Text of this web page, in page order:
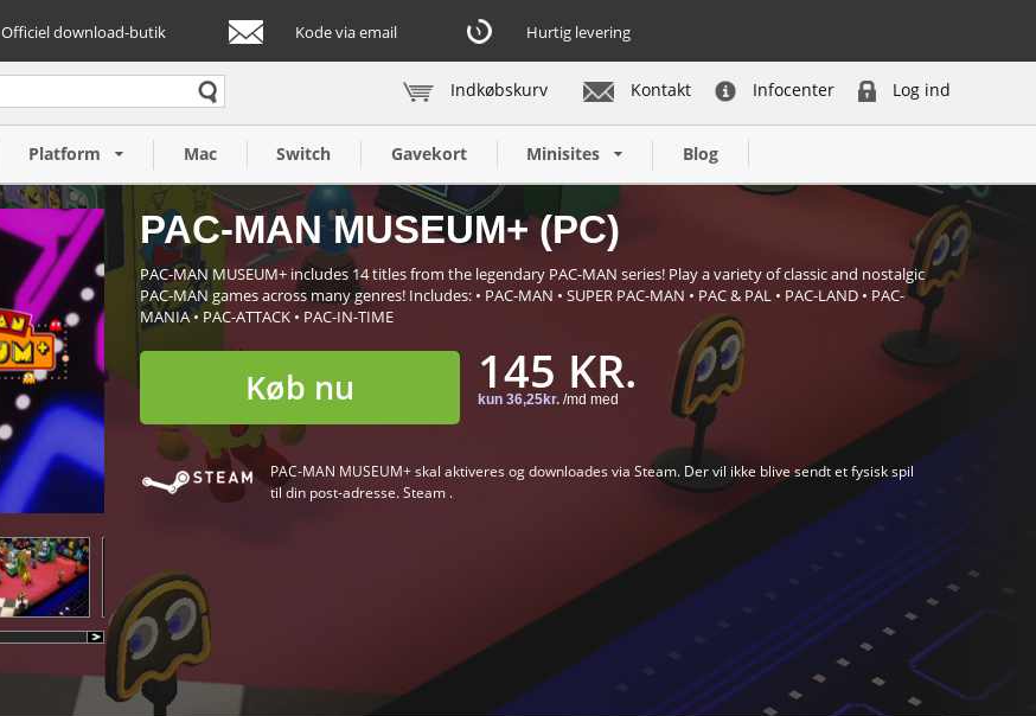
Officiel download-butik Kode via email Hurtig levering
Kontakt Infocenter Log ind
Indkøbskurv
Platform Mac Switch Gavekort Minisites Blog
PAC-MAN MUSEUM+ (PC)
PAC-MAN MUSEUM+ includes 14 titles from the legendary PAC-MAN series! Play a variety of classic and nostalgic
PAC-MAN games across many genres! Includes: • PAC-MAN • SUPER PAC-MAN • PAC & PAL • PAC-LAND • PAC-
MANIA • PAC-ATTACK • PAC-IN-TIME
Køb nu 145 KR.
PAC-MAN MUSEUM+ skal aktiveres og downloades via Steam. Der vil ikke blive sendt et fysisk spil
til din post-adresse. Steam .
Køb nu